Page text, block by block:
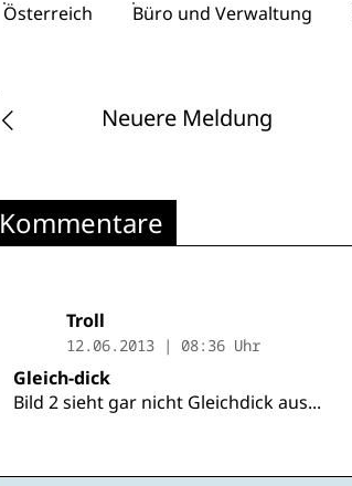
Österreich
Büro und Verwaltung
Neuere Meldung
Kommentare
Troll
12.06.2013 | 08:36 Uhr
Gleich-dick
Bild 2 sieht gar nicht Gleichdick aus...